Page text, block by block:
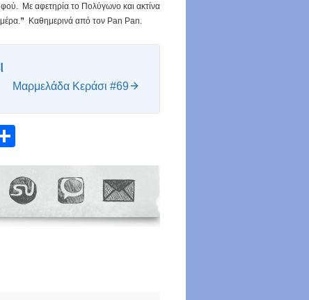
Με αφετηρία το Πολύγωνο και ακτίνα
” Καθημερινά από τον Pan Pan.
Μαρμελάδα Κεράσι #69